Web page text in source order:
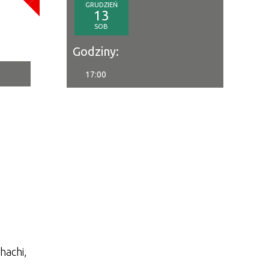
GRUDZIEŃ
13
SOB
Godziny:
17:00